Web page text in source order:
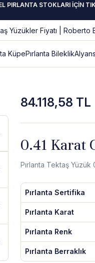
PIRLANTA STOKLARI İÇİN
KüpePırlanta BileklikAlyans
84.118,58 TL
0.41 Karat
Pırlanta Tektaş
Pırlanta Sertifika
Pırlanta Karat
Pırlanta Renk
Pırlanta Berraklık